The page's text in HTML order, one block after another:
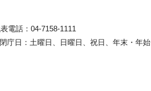
電話：04-7158-1111
庁日：土曜日、日曜日、祝日、年末・年始